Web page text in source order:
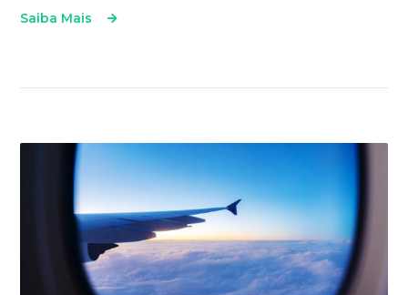
Saiba Mais